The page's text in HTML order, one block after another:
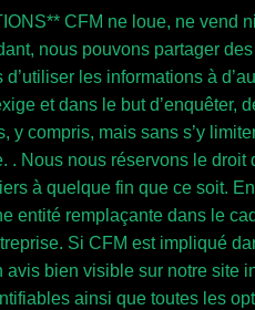
CFM ne loue, ne
nous pouvons partager
les informations à
et dans le but
y compris, mais sans s’y
. Nous nous réservons le
à quelque fin que ce soit.
entité remplaçante dans le
Si CFM est impliqué
bien visible sur notre site
ainsi que toutes les